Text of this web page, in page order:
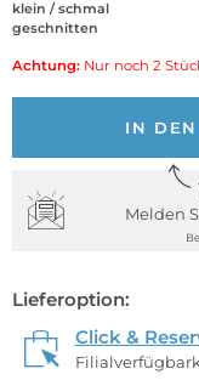
klein / schmal
geschnitten
Achtung: Nur noch 2
IN
Melden
Lieferoption:
Click &